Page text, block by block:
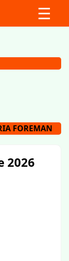
☰
FOREMAN
2026